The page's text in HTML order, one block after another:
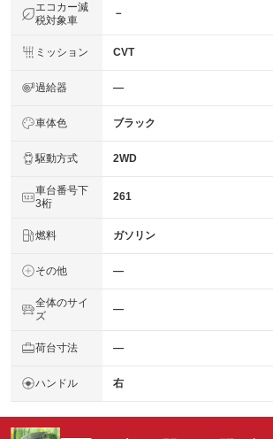
エコカー減
税対象車
－
ミッション CVT
過給器 ―
車体色 ブラック
駆動方式 2WD
車台番号下
3桁
261
燃料 ガソリン
その他 ―
全体のサイ
ズ
―
荷台寸法 ―
ハンドル 右